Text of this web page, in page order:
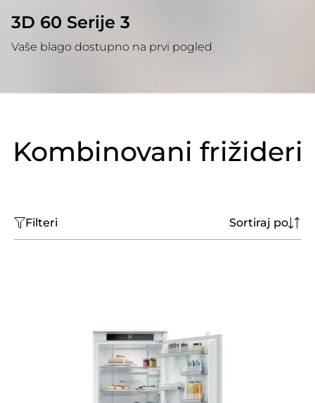
3D 60 Serije 3
Vaše blago dostupno na prvi pogled
Kombinovani frižideri
Filteri Sortiraj po